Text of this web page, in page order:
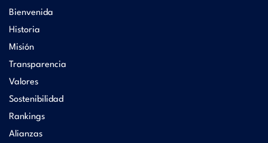
Bienvenida
Historia
Misión
Transparencia
Valores
Sostenibilidad
Rankings
Alianzas